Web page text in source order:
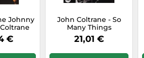
Johnny
€
John Coltrane - So
Many Things
21,01 €